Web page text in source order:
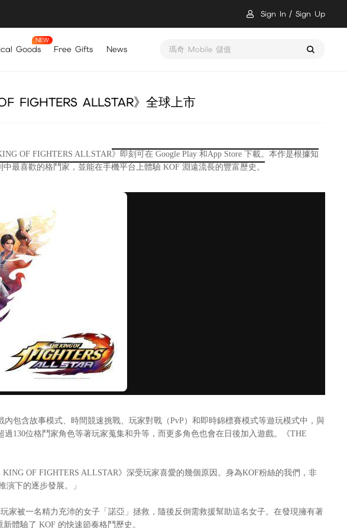
Sign In Sign Up
Goods Free Gifts News 瑪奇 Mobile 儲值
FIGHTERS ALLSTAR》全球上市
OF FIGHTERS ALLSTAR》即刻可在 Google Play 和App Store 下載。本作是根據知
最喜歡的格鬥家，並能在手機平台上體驗 KOF 淵遠流長的豐富歷史。
含故事模式、時間競速挑戰、玩家對戰（PvP）和即時錦標賽模式等遊玩模式中，與
130位格鬥家角色等著玩家蒐集和升等，而更多角色也會在日後加入遊戲。《THE
OF FIGHTERS ALLSTAR》深受玩家喜愛的幾個原因。身為KOF粉絲的我們，非
演下的逐步發展。」
被一名精力充沛的女子「諾亞」拯救，隨後反倒需救援幫助這名女子。在發現擁有著
體驗了 KOF 的快速節奏格鬥歷史。